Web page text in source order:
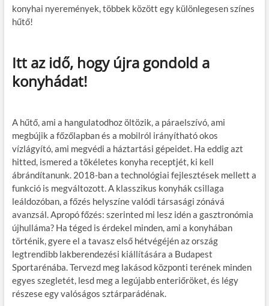
konyhai nyeremények, többek között egy különlegesen színes
hűtő!
Itt az idő, hogy újra gondold a
konyhádat!
A hűtő, ami a hangulatodhoz öltözik, a páraelszívó, ami
megbújik a főzőlapban és a mobilról irányítható okos
vízlágyító, ami megvédi a háztartási gépeidet. Ha eddig azt
hitted, ismered a tökéletes konyha receptjét, ki kell
ábrándítanunk. 2018-ban a technológiai fejlesztések mellett a
funkció is megváltozott. A klasszikus konyhák csillaga
leáldozóban, a főzés helyszíne valódi társasági zónává
avanzsál. Apropó főzés: szerinted mi lesz idén a gasztronómia
újhulláma? Ha téged is érdekel minden, ami a konyhában
történik, gyere el a tavasz első hétvégéjén az ország
legtrendibb lakberendezési kiállítására a Budapest
Sportarénába. Tervezd meg lakásod központi terének minden
egyes szegletét, lesd meg a legújabb enteriőröket, és légy
részese egy valóságos sztárparádénak.